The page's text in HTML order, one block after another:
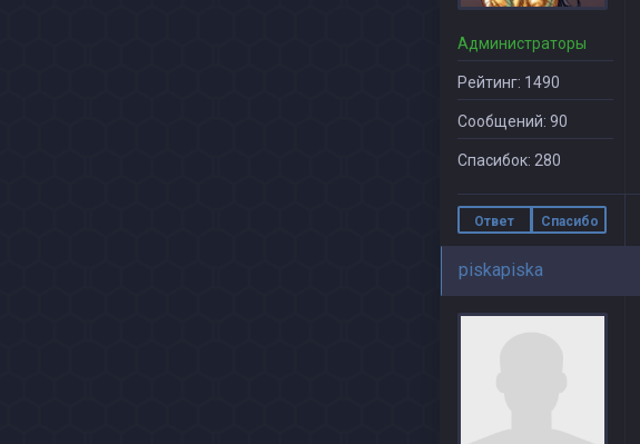
Администраторы
Рейтинг: 1490
Сообщений: 90
Спасибок: 280
Ответ Спасибо
piskapiska